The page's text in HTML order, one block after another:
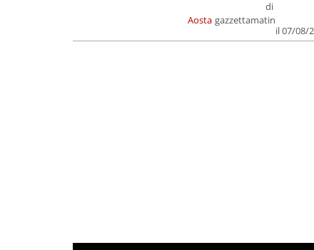
Aosta
di
gazzettamatin
il 07/08/